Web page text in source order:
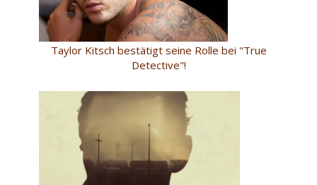
Taylor Kitsch bestätigt seine Rolle bei "True
Detective"!